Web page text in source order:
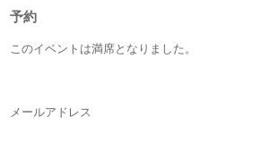
予約
このイベントは満席となりました。
メールアドレス